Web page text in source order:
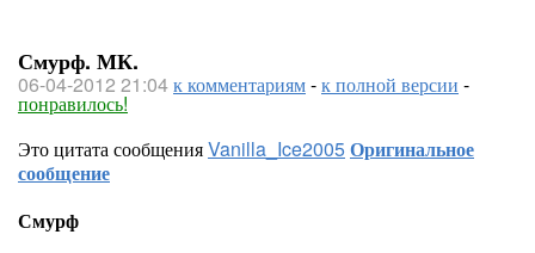
Смурф. МК.
06-04-2012 21:04к комментариям-к полной версии -
понравилось!
Это цитата сообщенияVanilla_Ice2005Оригинальное
сообщение
Смурф